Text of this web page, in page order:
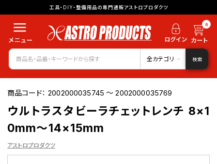
工具・DIY・整備用品の専門通販アストロプロダクツ
0
全カテゴリ 検索
商品コード：2002000035745 ～ 2002000035769
ウルトラスタビーラチェットレンチ 8×1
0mm～14×15mm
アストロプロダクツ